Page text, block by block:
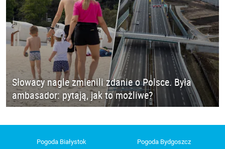
Słowacy nagle zmienili zdanie o Polsce. Była
ambasador: pytają, jak to możliwe?
Pogoda Białystok Pogoda Bydgoszcz